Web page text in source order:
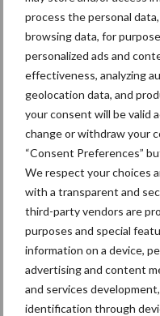
process the personal
browsing data, for
personalized ads and
effectiveness, analyzing
geolocation data, and
your consent will be valid
change or withdraw your
“Consent Preferences”
We respect your choices
with a transparent and
third-party vendors are
purposes and special
information on a device,
advertising and content
and services
identification through
genomen worden om de
beperken en onder het
in 2016 zal leiden tot een
onduidelijk.
FrieslandCampina spreekt
aanzien van het resultaat
Bron: FrieslandCampina
Aanbevolen
in de